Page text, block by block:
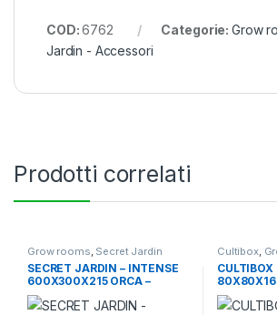
COD:6762 Categorie: Grow
Jardin - Accessori
Prodotti correlati
Grow rooms, Secret Jardin
SECRET JARDIN – INTENSE
600X300X215 ORCA –
VERSIONE 2.0 – COMPOSTO
DA 3 SCATOLE
Cultibox,
CULTIBOX